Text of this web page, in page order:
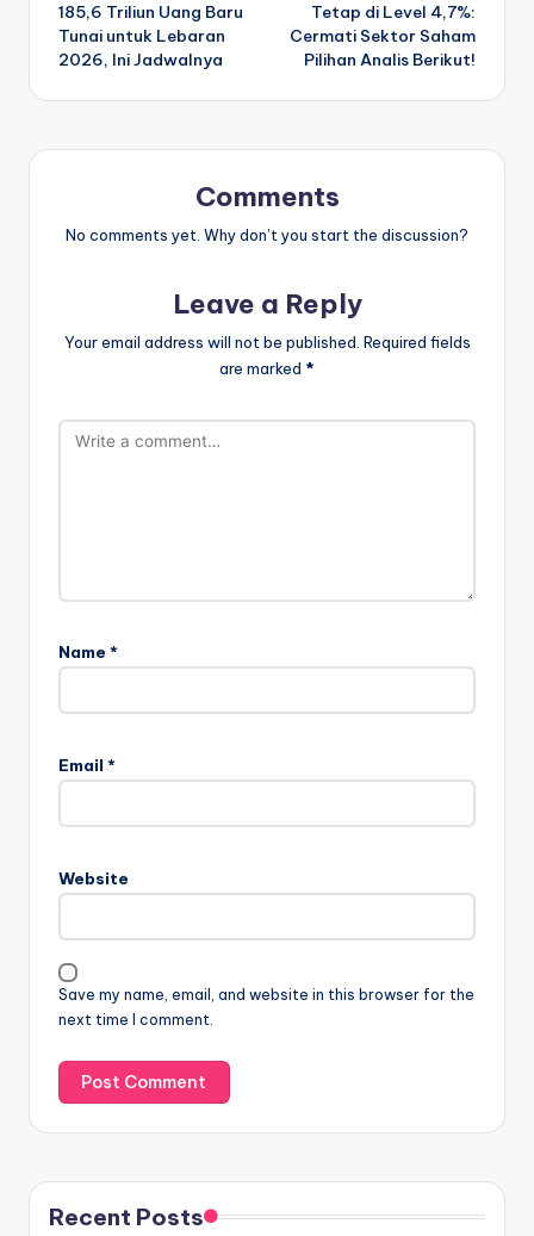
185,6 Triliun Uang Baru
Tunai untuk Lebaran
2026, Ini Jadwalnya
Tetap di Level 4,7%:
Cermati Sektor Saham
Pilihan Analis Berikut!
Comments
No comments yet. Why don’t you start the discussion?
Leave a Reply
Your email address will not be published. Required fields
are marked *
Name *
Email *
Website
Save my name, email, and website in this browser for the
next time I comment.
Recent Posts